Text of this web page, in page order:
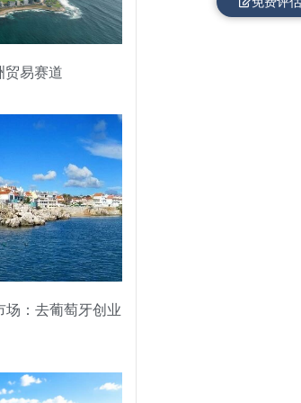
贸易赛道
场：去葡萄牙创业